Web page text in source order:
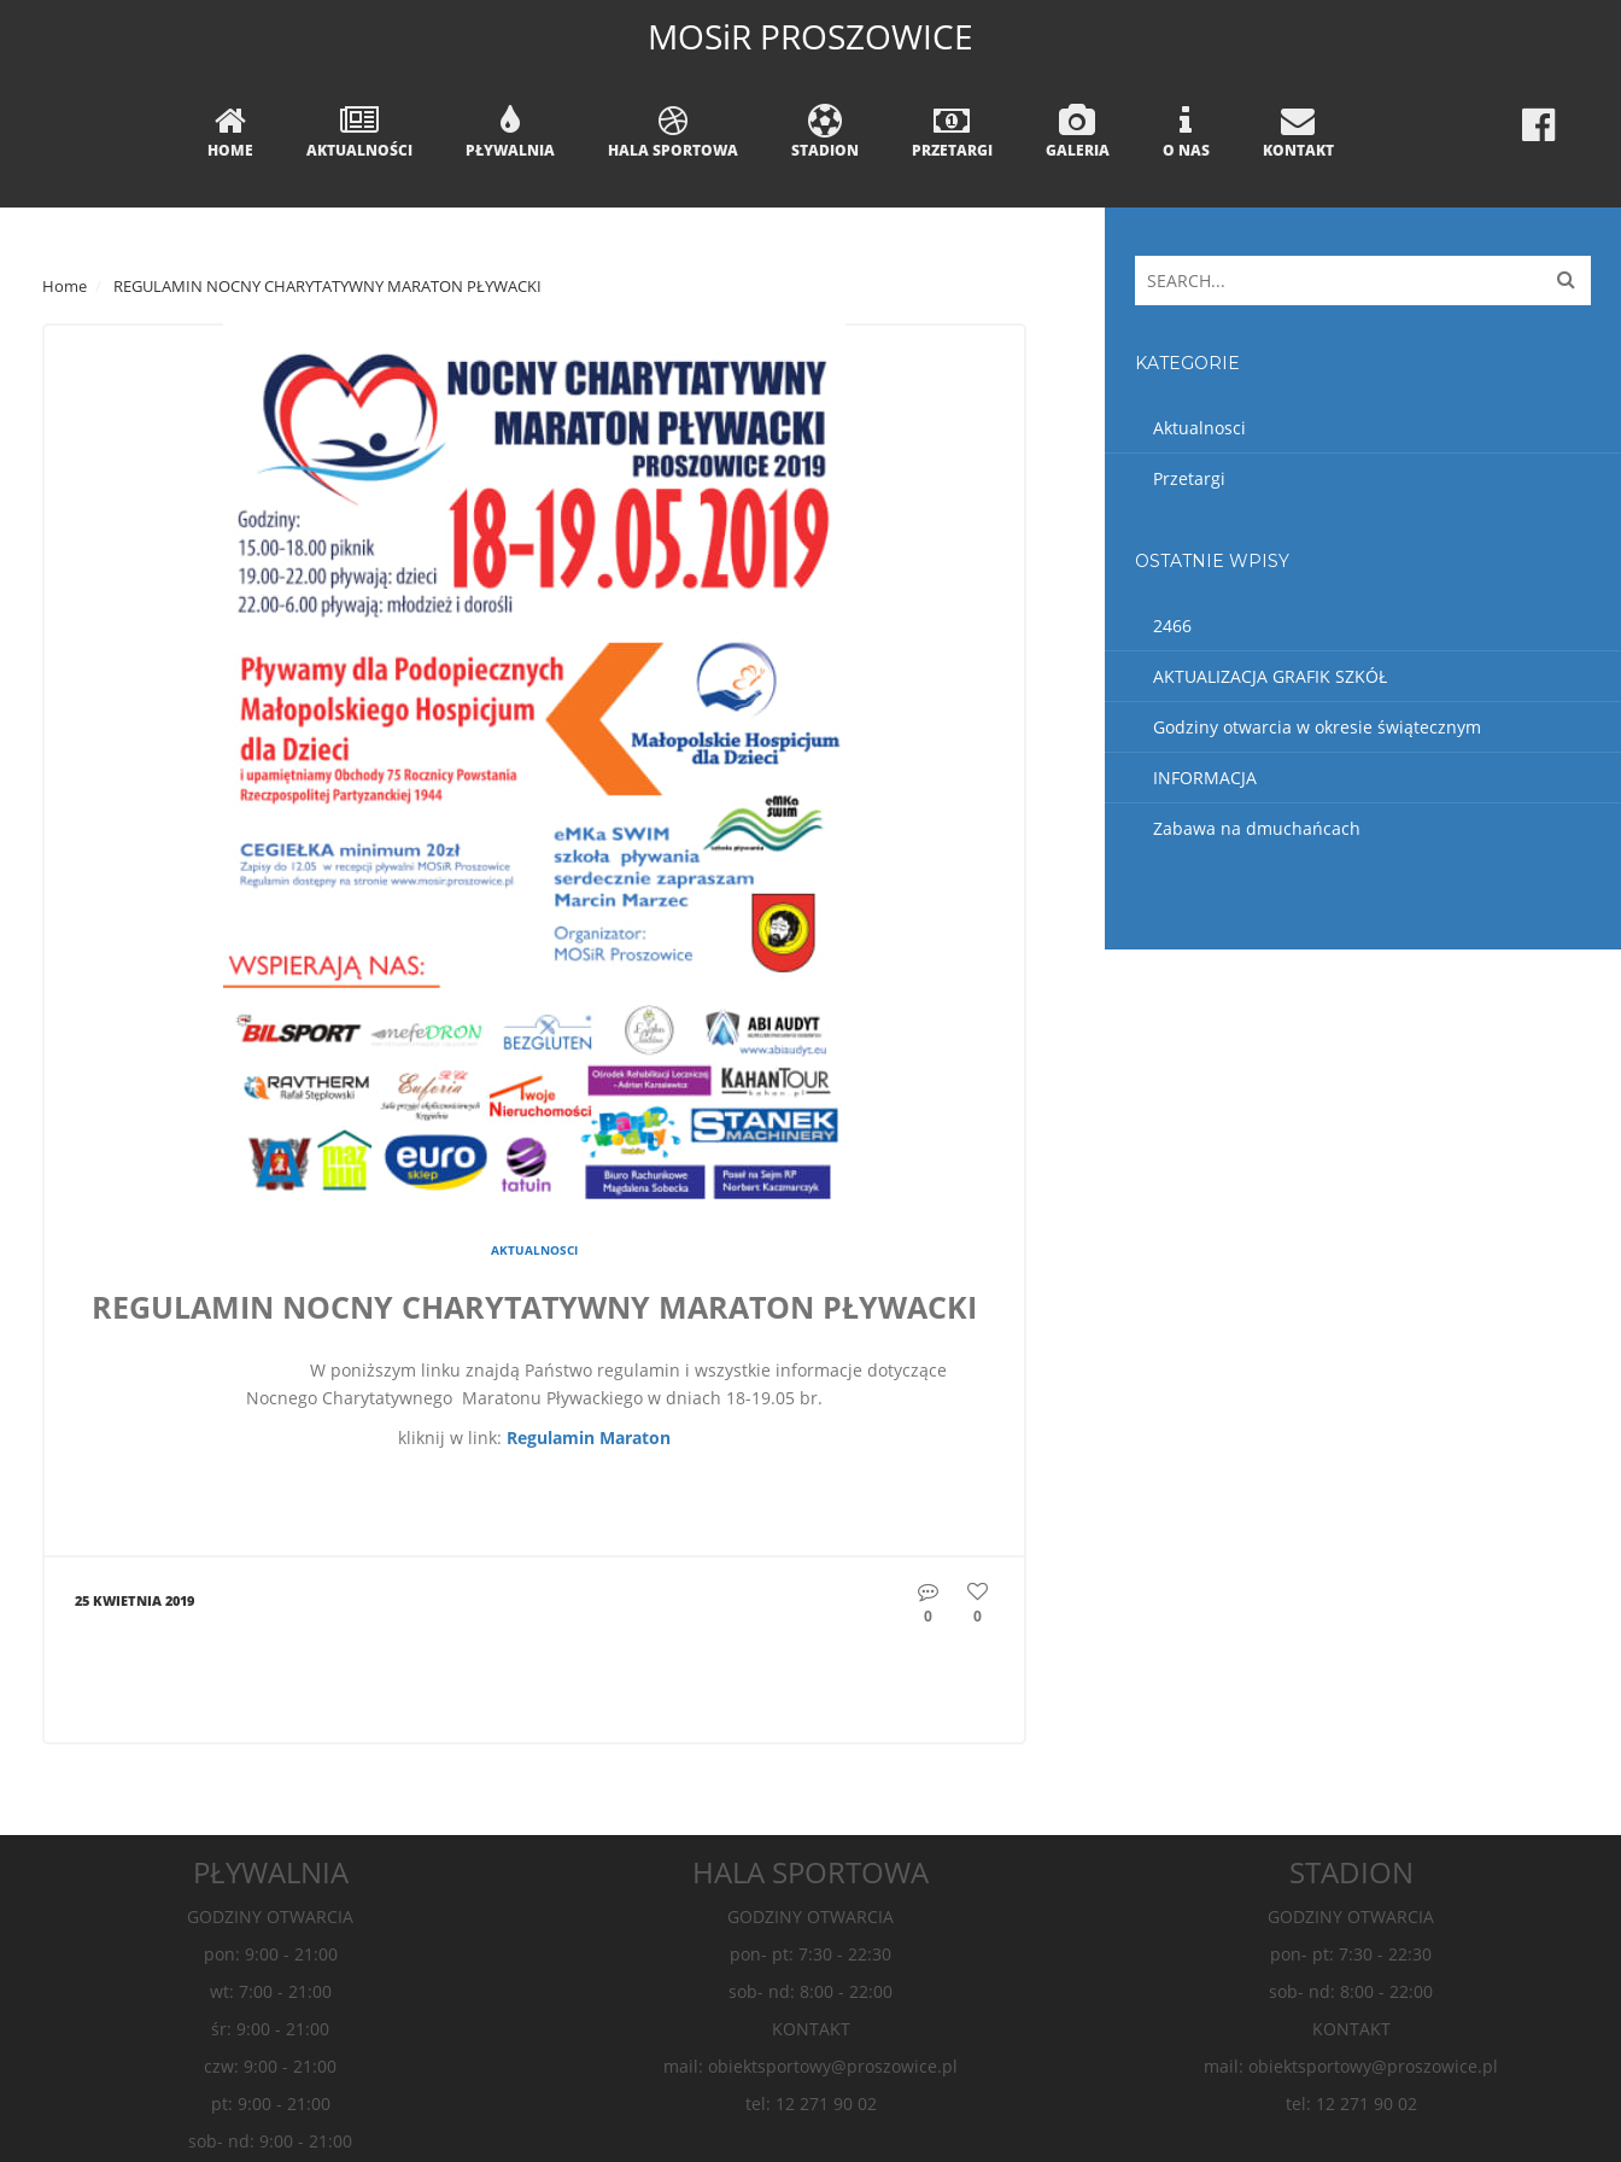
MOSiR PROSZOWICE
HOME AKTUALNOŚCI PŁYWALNIA HALA SPORTOWA STADION PRZETARGI GALERIA O NAS KONTAKT
Home REGULAMIN NOCNY CHARYTATYWNY MARATON PŁYWACKI
AKTUALNOSCI
REGULAMIN NOCNY CHARYTATYWNY MARATON PŁYWACKI
W poniższym linku znajdą Państwo regulamin i wszystkie informacje dotyczące
Nocnego Charytatywnego Maratonu Pływackiego w dniach 18-19.05 br.
kliknij w link: Regulamin Maraton
25 KWIETNIA 2019
0 0
KATEGORIE
Aktualnosci
Przetargi
OSTATNIE WPISY
2466
AKTUALIZACJA GRAFIK SZKÓŁ
Godziny otwarcia w okresie świątecznym
INFORMACJA
Zabawa na dmuchańcach
PŁYWALNIA
GODZINY OTWARCIA
pon: 9:00 - 21:00
wt: 7:00 - 21:00
śr: 9:00 - 21:00
czw: 9:00 - 21:00
pt: 9:00 - 21:00
sob- nd: 9:00 - 21:00
HALA SPORTOWA
GODZINY OTWARCIA
pon- pt: 7:30 - 22:30
sob- nd: 8:00 - 22:00
KONTAKT
mail: obiektsportowy@proszowice.pl
tel: 12 271 90 02
STADION
GODZINY OTWARCIA
pon- pt: 7:30 - 22:30
sob- nd: 8:00 - 22:00
KONTAKT
mail: obiektsportowy@proszowice.pl
tel: 12 271 90 02